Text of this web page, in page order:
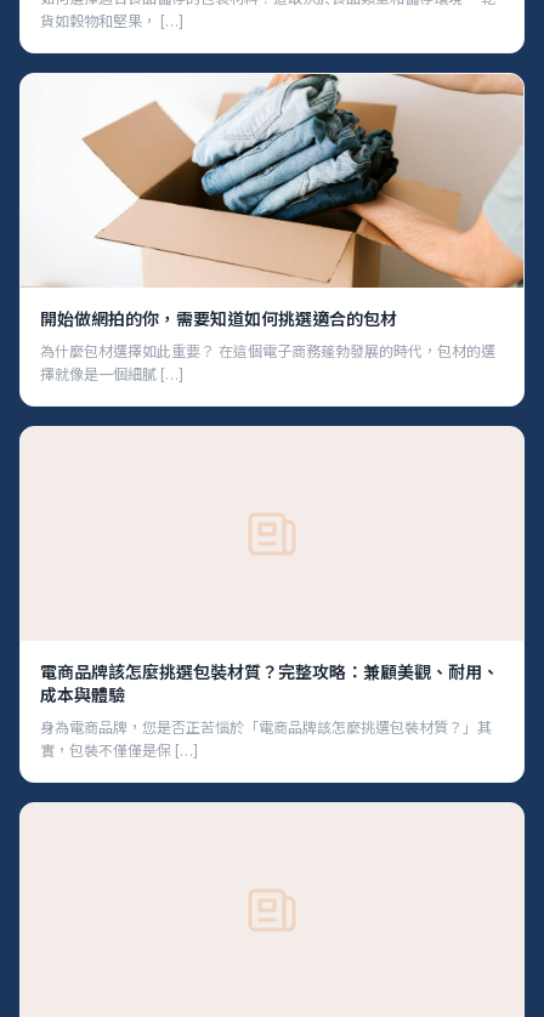
貨如穀物和堅果， […]
開始做網拍的你，需要知道如何挑選適合的包材
為什麼包材選擇如此重要？ 在這個電子商務蓬勃發展的時代，包材的選
擇就像是一個細膩 […]
電商品牌該怎麼挑選包裝材質？完整攻略：兼顧美觀、耐用、
成本與體驗
身為電商品牌，您是否正苦惱於「電商品牌該怎麼挑選包裝材質？」其
實，包裝不僅僅是保 […]